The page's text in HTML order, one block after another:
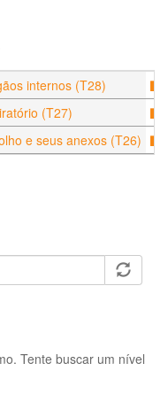
internos (T28)
(T27)
e seus anexos (T26)
Tente buscar um nível